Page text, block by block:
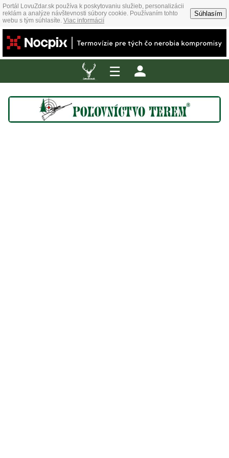
Portál LovuZdar.sk používa k poskytovaniu služieb, personalizácii
reklám a analýze návštevnosti súbory cookie. Používaním tohto
webu s tým súhlasíte. Viac informácií
Súhlasím
☰